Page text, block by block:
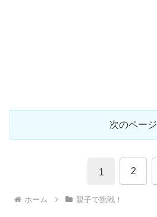
次のページ
1 2
ホーム 親子で挑戦！